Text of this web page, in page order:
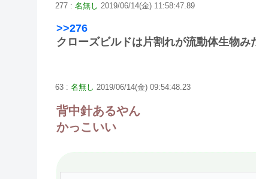
277 : 名無し 2019/06/14(金) 11:58:47.89
>>276
クローズビルドは片割れが流動体生物み
63 : 名無し 2019/06/14(金) 09:54:48.23
背中針あるやん
かっこいい